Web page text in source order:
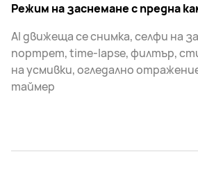
Режим на заснемане с предна
AI движеща се снимка, селфи на
портрет, time-lapse, филтър,
на усмивки, огледално
таймер